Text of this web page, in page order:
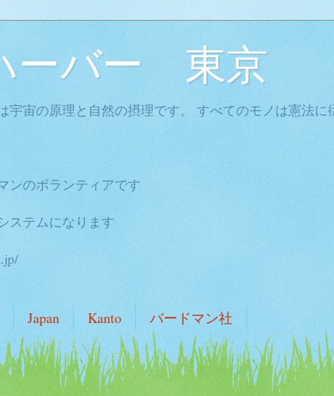
ーバー 東京
宇宙の原理と自然の摂理です。 すべてのモノは憲法に
ンのボランティアです
ステムになります
Japan Kanto バードマン社